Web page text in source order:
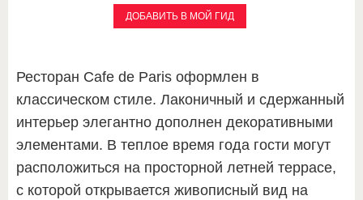
ДОБАВИТЬ В МОЙ ГИД
Ресторан Cafe de Paris оформлен в
классическом стиле. Лаконичный и сдержанный
интерьер элегантно дополнен декоративными
элементами. В теплое время года гости могут
расположиться на просторной летней террасе,
с которой открывается живописный вид на